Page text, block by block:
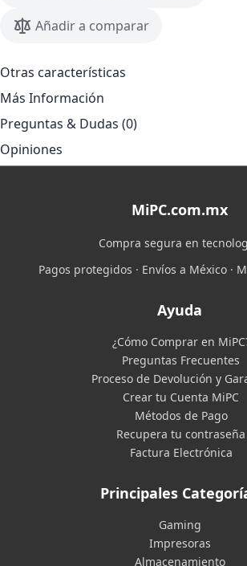
Añadir a comparar
Otras características
Más Información
Preguntas & Dudas (0)
Opiniones
MiPC.com.mx
Compra segura en
Pagos protegidos · Envíos a México ·
Ayuda
¿Cómo Comprar en
Preguntas Frecuentes
Proceso de Devolución y
Crear tu Cuenta MiPC
Métodos de Pago
Recupera tu contraseña
Factura Electrónica
Principales
Gaming
Impresoras
Almacenamiento